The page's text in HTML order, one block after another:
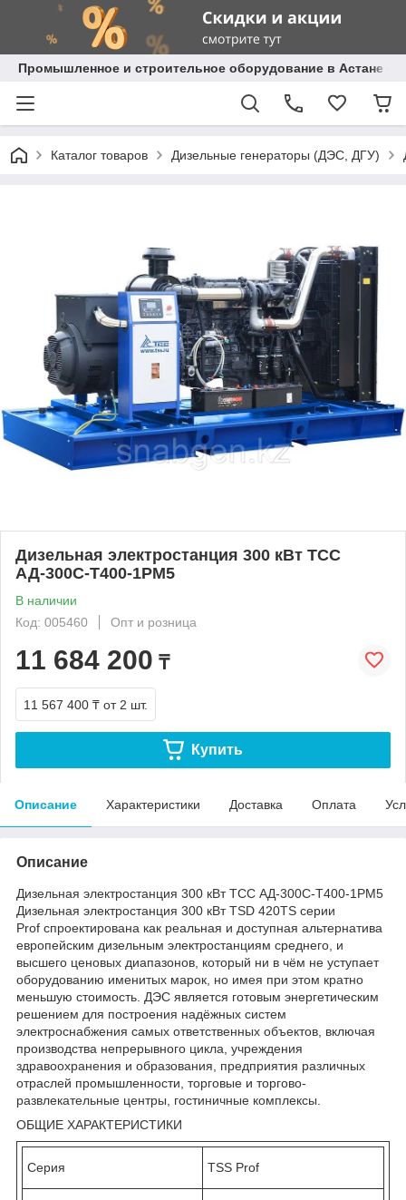
Промышленное и строительное оборудование в Астане с
Каталог товаров Дизельные генераторы (ДЭС, ДГУ)
Дизельная электростанция 300 кВт ТСС
АД-300С-Т400-1РМ5
В наличии
Код: 005460
Опт и розница
11 684 200 ₸
11 567 400 ₸ от 2 шт.
Купить
Описание Характеристики Доставка Оплата
Описание
Дизельная электростанция 300 кВт ТСС АД-300С-Т400-1РМ5
Дизельная электростанция 300 кВт TSD 420TS серии
Prof спроектирована как реальная и доступная альтернатива
европейским дизельным электростанциям среднего, и
высшего ценовых диапазонов, который ни в чём не уступает
оборудованию именитых марок, но имея при этом кратно
меньшую стоимость. ДЭС является готовым энергетическим
решением для построения надёжных систем
электроснабжения самых ответственных объектов, включая
производства непрерывного цикла, учреждения
здравоохранения и образования, предприятия различных
отраслей промышленности, торговые и торгово-
развлекательные центры, гостиничные комплексы.
ОБЩИЕ ХАРАКТЕРИСТИКИ
Серия TSS Prof